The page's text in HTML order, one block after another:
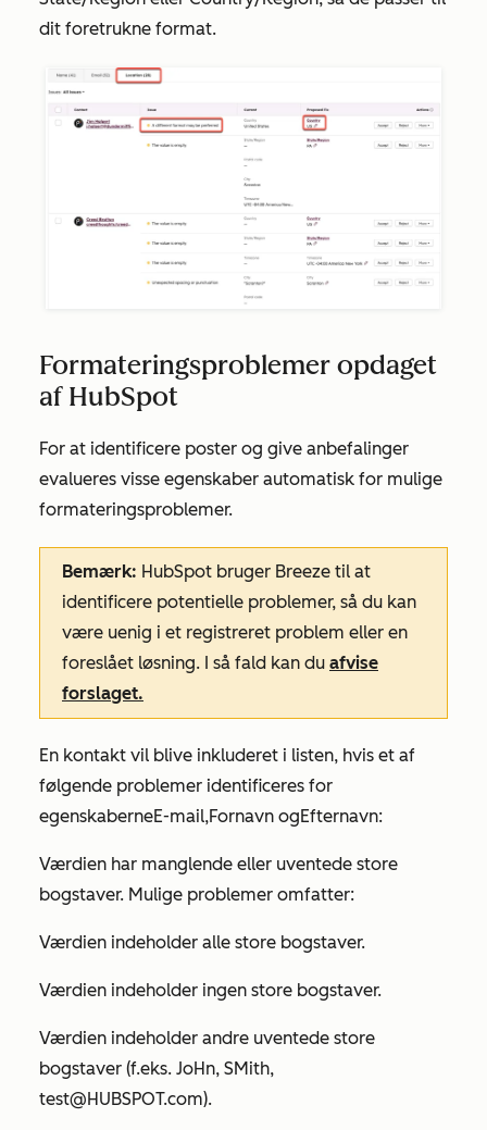
dit foretrukne format.
Formateringsproblemer opdaget
af HubSpot
For at identificere poster og give anbefalinger
evalueres visse egenskaber automatisk for mulige
formateringsproblemer.
Bemærk: HubSpot bruger Breeze til at
identificere potentielle problemer, så du kan
være uenig i et registreret problem eller en
foreslået løsning. I så fald kan du afvise
forslaget.
En kontakt vil blive inkluderet i listen, hvis et af
følgende problemer identificeres for
egenskaberneE-mail,Fornavn ogEfternavn:
Værdien har manglende eller uventede store
bogstaver. Mulige problemer omfatter:
Værdien indeholder alle store bogstaver.
Værdien indeholder ingen store bogstaver.
Værdien indeholder andre uventede store
bogstaver (f.eks. JoHn, SMith,
test@HUBSPOT.com).